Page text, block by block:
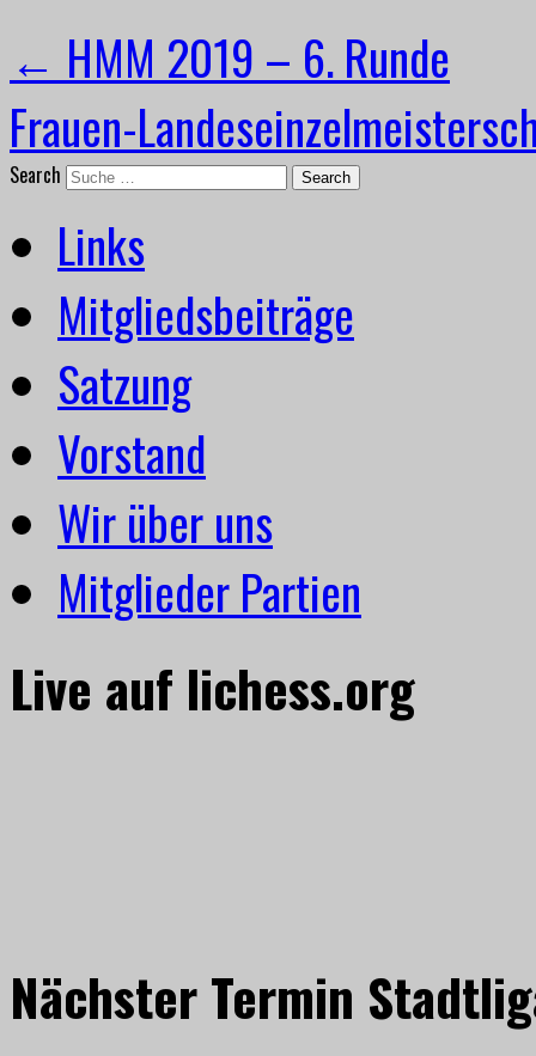
← HMM 2019 – 6. Runde
Frauen-
Search
Links
Mitgliedsbeiträge
Satzung
Vorstand
Wir über uns
Mitglieder Partien
Live auf lichess.org
Nächster Termin